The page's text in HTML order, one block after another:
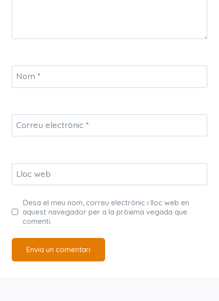
Nom *
Correu electrònic *
Lloc web
Desa el meu nom, correu electrònic i lloc web en
aquest navegador per a la pròxima vegada que
comenti.